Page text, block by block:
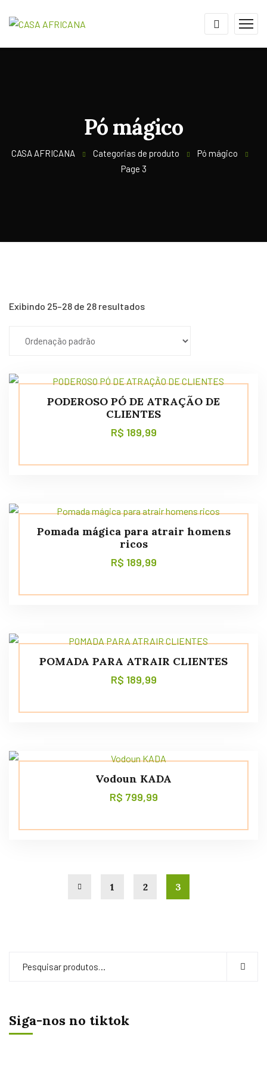
Pó mágico
CASA AFRICANA Categorias de produto
Pó mágico
Page 3
Exibindo 25–28 de 28 resultados
PODEROSO PÓ DE ATRAÇÃO DE
CLIENTES
R$ 189,99
Pomada mágica para atrair homens
ricos
R$ 189,99
POMADA PARA ATRAIR CLIENTES
R$ 189,99
Vodoun KADA
R$ 799,99
1 2 3
Siga-nos no tiktok